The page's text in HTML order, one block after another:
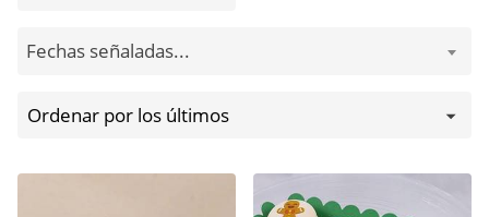
Fechas señaladas...